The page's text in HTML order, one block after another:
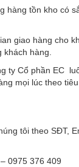
hàng tồn kho có
giao hàng cho
khách hàng.
ty Cổ phần EC
mọi lúc theo
tôi theo SĐT,
0975 376 409